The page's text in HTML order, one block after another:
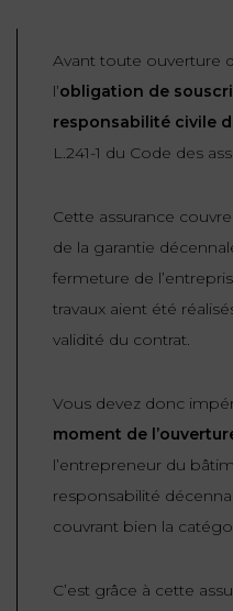
Avant toute ouverture
l’obligation de
responsabilité civile
L.241-1 du Code des
Cette assurance
de la garantie
fermeture de
travaux aient été
validité du contrat.
Vous devez donc
moment de
l’entrepreneur du
responsabilité
couvrant bien la
C’est grâce à cette